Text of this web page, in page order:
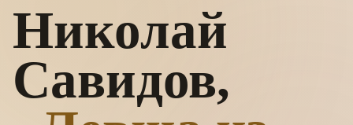
Николай
Савидов,